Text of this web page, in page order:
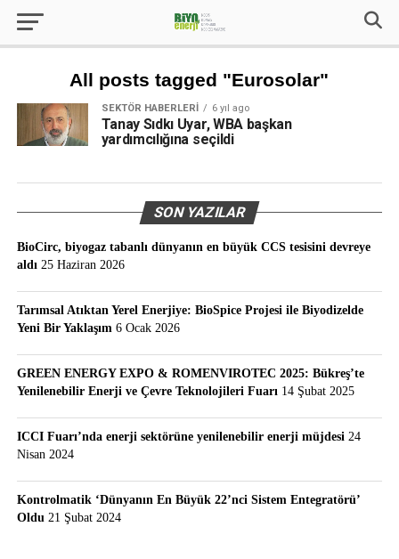
All posts tagged "Eurosolar"
SEKTÖR HABERLERI 6 yıl ago
Tanay Sıdkı Uyar, WBA başkan
yardımcılığına seçildi
SON YAZILAR
BioCirc, biyogaz tabanlı dünyanın en büyük CCS tesisini devreye
aldı 25 Haziran 2026
Tarımsal Atıktan Yerel Enerjiye: BioSpice Projesi ile Biyodizelde
Yeni Bir Yaklaşım 6 Ocak 2026
GREEN ENERGY EXPO & ROMENVIROTEC 2025: Bükreş’te
Yenilenebilir Enerji ve Çevre Teknolojileri Fuarı 14 Şubat 2025
ICCI Fuarı’nda enerji sektörüne yenilenebilir enerji müjdesi 24
Nisan 2024
Kontrolmatik ‘Dünyanın En Büyük 22’nci Sistem Entegratörü’
Oldu 21 Şubat 2024